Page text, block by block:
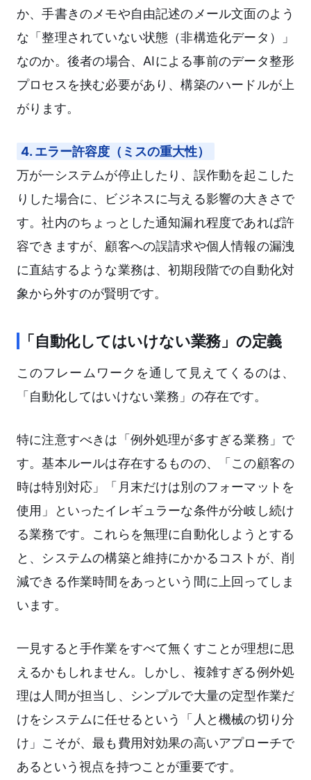
か、手書きのメモや自由記述のメール文面のよう
な「整理されていない状態（非構造化データ）」
なのか。後者の場合、AIによる事前のデータ整形
プロセスを挟む必要があり、構築のハードルが上
がります。
4. エラー許容度（ミスの重大性）
万が一システムが停止したり、誤作動を起こした
りした場合に、ビジネスに与える影響の大きさで
す。社内のちょっとした通知漏れ程度であれば許
容できますが、顧客への誤請求や個人情報の漏洩
に直結するような業務は、初期段階での自動化対
象から外すのが賢明です。
「自動化してはいけない業務」の定義
このフレームワークを通して見えてくるのは、
「自動化してはいけない業務」の存在です。
特に注意すべきは「例外処理が多すぎる業務」で
す。基本ルールは存在するものの、「この顧客の
時は特別対応」「月末だけは別のフォーマットを
使用」といったイレギュラーな条件が分岐し続け
る業務です。これらを無理に自動化しようとする
と、システムの構築と維持にかかるコストが、削
減できる作業時間をあっという間に上回ってしま
います。
一見すると手作業をすべて無くすことが理想に思
えるかもしれません。しかし、複雑すぎる例外処
理は人間が担当し、シンプルで大量の定型作業だ
けをシステムに任せるという「人と機械の切り分
け」こそが、最も費用対効果の高いアプローチで
あるという視点を持つことが重要です。